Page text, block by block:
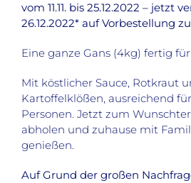
vom 11.11. bis 25.12.2022 – jetzt
26.12.2022* auf Vorbestellung
Eine ganze Gans (4kg) fertig
Mit köstlicher Sauce, Rotkraut
Kartoffelklößen, ausreichend
Personen. Jetzt zum
abholen und zuhause mit
genießen.
Auf Grund der großen